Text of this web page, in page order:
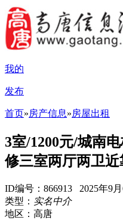
我的
发布
首页»房产信息»房屋出租
3室/1200元/城南
修三室两厅两卫
ID编号：866913 2025年9
类型： 实名中介
地区：高唐